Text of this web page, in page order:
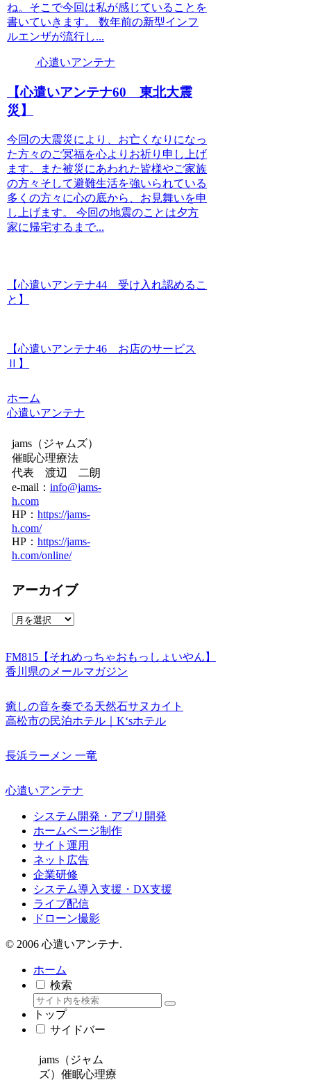
ね。そこで今回は私が感じていることを
書いていきます。 数年前の新型インフ
ルエンザが流行し...
心遣いアンテナ
【心遣いアンテナ60 東北大震
災】
今回の大震災により、お亡くなりになっ
た方々のご冥福を心よりお祈り申し上げ
ます。また被災にあわれた皆様やご家族
の方々そして避難生活を強いられている
多くの方々に心の底から、お見舞いを申
し上げます。 今回の地震のことは夕方
家に帰宅するまで...
【心遣いアンテナ44 受け入れ認めるこ
と】
【心遣いアンテナ46 お店のサービス
Ⅱ】
ホーム
心遣いアンテナ
jams（ジャムズ）
催眠心理療法
代表 渡辺 二朗
e-mail： info@jams-
h.com
HP： https://jams-
h.com/
HP： https://jams-
h.com/online/
アーカイブ
ア
イ
ブ
FM815【それめっちゃおもっしょいやん】
香川県のメールマガジン
癒しの音を奏でる天然石サヌカイト
高松市の民泊ホテル｜K‘sホテル
長浜ラーメン 一竜
心遣いアンテナ
システム開発・アプリ開発
ホームページ制作
サイト運用
ネット広告
企業研修
システム導入支援・DX支援
ライブ配信
ドローン撮影
© 2006 心遣いアンテナ.
ホーム
検索
トップ
サイドバー
jams（ジャム
ズ）催眠心理療